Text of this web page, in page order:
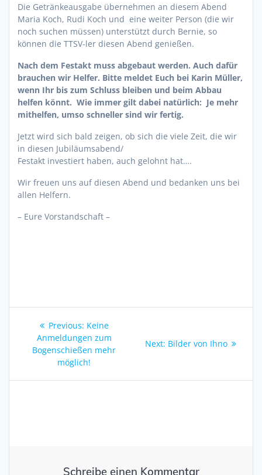
Die Getränkeausgabe übernehmen an diesem Abend
Maria Koch, Rudi Koch und eine weiter Person (die wir
noch suchen müssen) unterstützt durch Bernie, so
können die TTSV-ler diesen Abend genießen.
Nach dem Festakt muss abgebaut werden. Auch dafür
brauchen wir Helfer. Bitte meldet Euch bei Karin Müller,
wenn Ihr bis zum Schluss bleiben und beim Abbau
helfen könnt. Wie immer gilt dabei natürlich: Je mehr
mithelfen, umso schneller sind wir fertig.
Jetzt wird sich bald zeigen, ob sich die viele Zeit, die wir
in diesen Jubiläumsabend/
Festakt investiert haben, auch gelohnt hat….
Wir freuen uns auf diesen Abend und bedanken uns bei
allen Helfern.
– Eure Vorstandschaft –
Beitragsnavigation
Previous: Previous
post:
Keine
Anmeldungen zum
Bogenschießen mehr
möglich!
Next: Next
Bilder von Ihno
Schreibe einen Kommentar